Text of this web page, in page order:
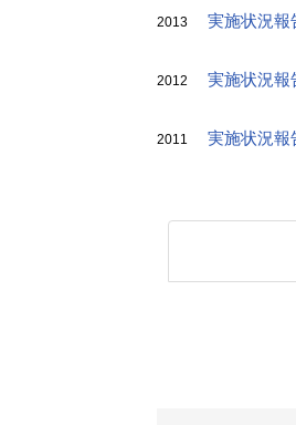
2013 実施状況報
2012 実施状況報
2011 実施状況報